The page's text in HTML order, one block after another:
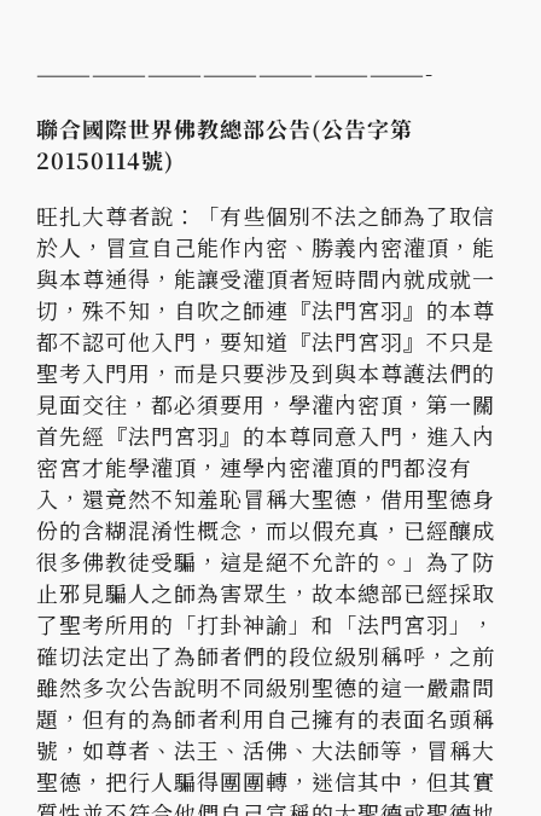
—————————————————————-
聯合國際世界佛教總部公告(公告字第
20150114號)
旺扎大尊者說：「有些個別不法之師為了取信
於人，冒宣自己能作內密、勝義內密灌頂，能
與本尊通得，能讓受灌頂者短時間內就成就一
切，殊不知，自吹之師連『法門宮羽』的本尊
都不認可他入門，要知道『法門宮羽』不只是
聖考入門用，而是只要涉及到與本尊護法們的
見面交往，都必須要用，學灌內密頂，第一關
首先經『法門宮羽』的本尊同意入門，進入內
密宮才能學灌頂，連學內密灌頂的門都沒有
入，還竟然不知羞恥冒稱大聖德，借用聖德身
份的含糊混淆性概念，而以假充真，已經釀成
很多佛教徒受騙，這是絕不允許的。」為了防
止邪見騙人之師為害眾生，故本總部已經採取
了聖考所用的「打卦神諭」和「法門宮羽」，
確切法定出了為師者們的段位級別稱呼，之前
雖然多次公告說明不同級別聖德的這一嚴肅問
題，但有的為師者利用自己擁有的表面名頭稱
號，如尊者、法王、活佛、大法師等，冒稱大
聖德，把行人騙得團團轉，迷信其中，但其實